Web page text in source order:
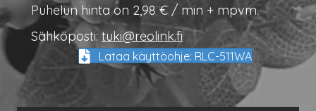
Puhelun hinta on 2,98 € / min + mpvm.
Sähköposti: tuki@reolink.fi
Lataa käyttöohje: RLC-511WA